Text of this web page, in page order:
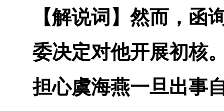
【解说词】 然而，函
委决定对他开展初核
担心虞海燕一旦出事